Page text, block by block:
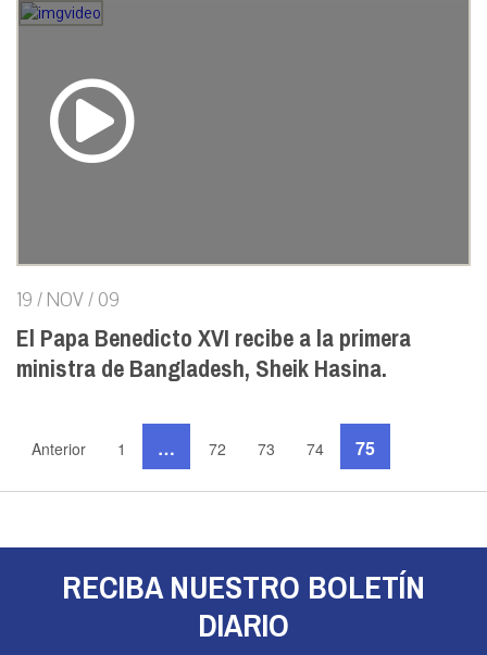
19 / NOV / 09
El Papa Benedicto XVI recibe a la primera
ministra de Bangladesh, Sheik Hasina.
Anterior 1 … 72 73 74 75
RECIBA NUESTRO BOLETÍN
DIARIO